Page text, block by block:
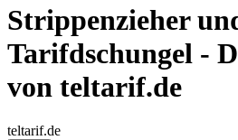
Strippenzieher
Tarifdschungel -
von teltarif.de
teltarif.de